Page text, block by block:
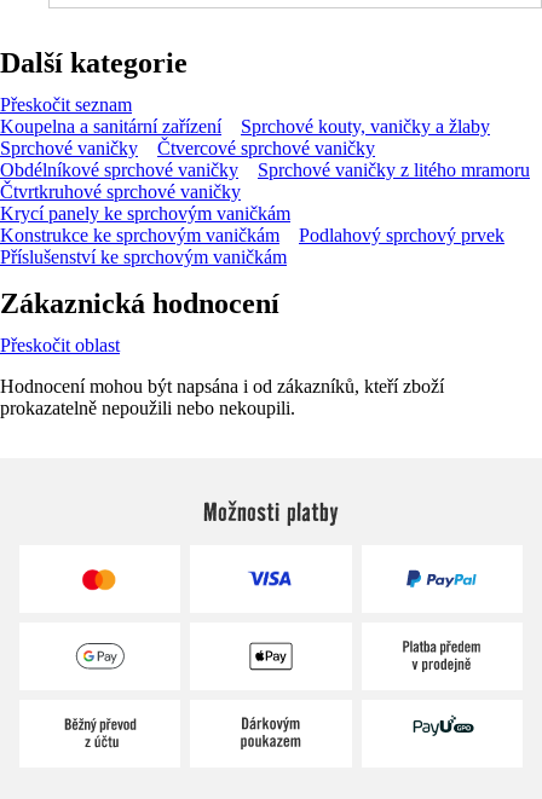
Další kategorie
Přeskočit seznam
Koupelna a sanitární zařízení
Sprchové kouty, vaničky a žlaby
Sprchové vaničky
Čtvercové sprchové vaničky
Obdélníkové sprchové vaničky
Sprchové vaničky z litého mramoru
Čtvrtkruhové sprchové vaničky
Krycí panely ke sprchovým vaničkám
Konstrukce ke sprchovým vaničkám
Podlahový sprchový prvek
Příslušenství ke sprchovým vaničkám
Zákaznická hodnocení
Přeskočit oblast
Hodnocení mohou být napsána i od zákazníků, kteří zboží
prokazatelně nepoužili nebo nekoupili.
Možnosti platby